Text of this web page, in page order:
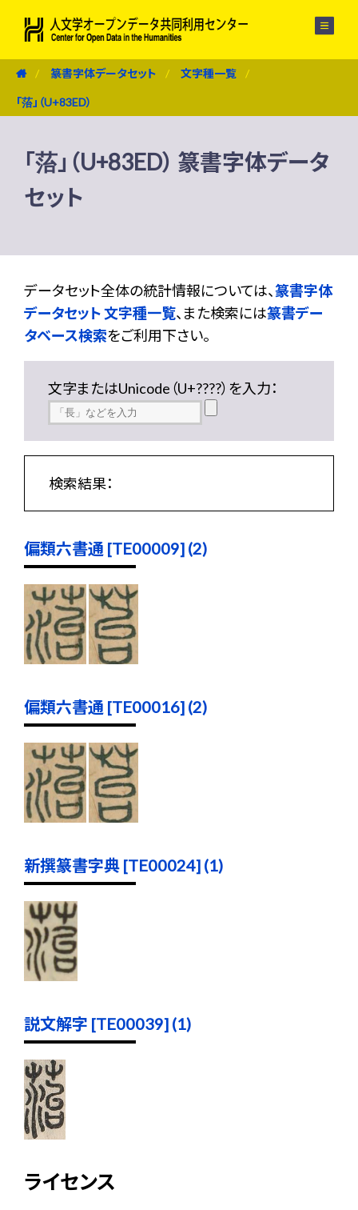
篆書字体データセット 文字種一覧
「菭」（U+83ED）
「菭」（U+83ED） 篆書字体データ
セット
データセット全体の統計情報については、篆書字体
データセット 文字種一覧、また検索には篆書デー
タベース検索をご利用下さい。
文字またはUnicode（U+????）を入力：
検索結果：
偏類六書通 [TE00009] (2)
偏類六書通 [TE00016] (2)
新撰篆書字典 [TE00024] (1)
説文解字 [TE00039] (1)
ライセンス